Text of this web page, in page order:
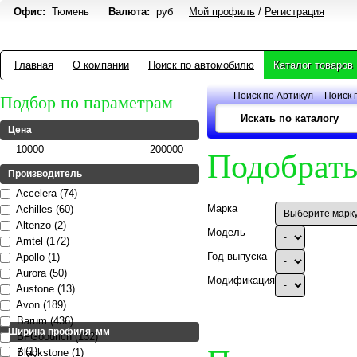
Офис: Тюмень Валюта: руб Мой профиль / Регистрация
Главная О компании Поиск по автомобилю Каталог товаров
Подбор по параметрам
Цена
10000 200000
Производитель
Accelera (74)
Achilles (60)
Altenzo (2)
Amtel (172)
Apollo (1)
Aurora (50)
Austone (13)
Avon (189)
Barum (436)
BFGoodrich (132)
Blackstone (1)
Ширина профиля, мм
7 (1)
Поиск по Артикул Поиск
Марка
Модель
Год выпуска
Модификация